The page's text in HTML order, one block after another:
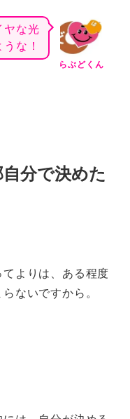
らぶどくん
ヤな光
な！
分で決めた
よりは、ある程度
ないですから。